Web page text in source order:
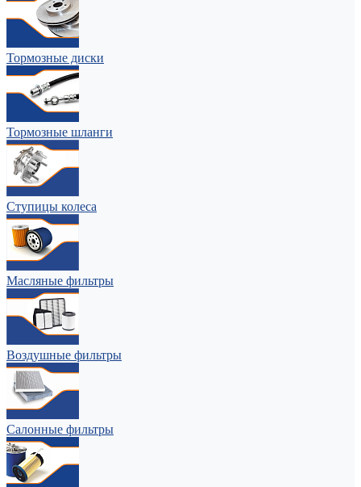
Тормозные диски
Тормозные шланги
Ступицы колеса
Масляные фильтры
Воздушные фильтры
Салонные фильтры